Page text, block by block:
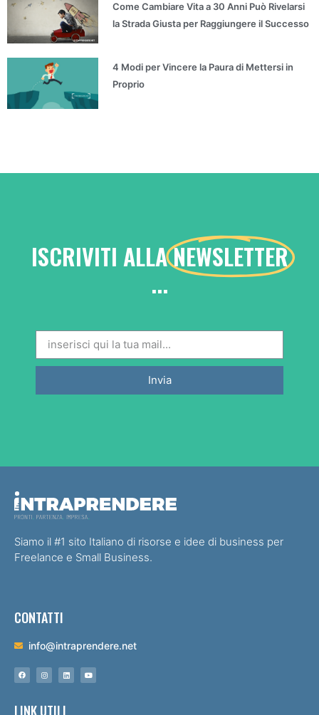
Come Cambiare Vita a 30 Anni Può Rivelarsi
la Strada Giusta per Raggiungere il Successo
4 Modi per Vincere la Paura di Mettersi in
Proprio
ISCRIVITI ALLANEWSLETTER
...
Invia
Siamo il #1 sito Italiano di risorse e idee di business per
Freelance e Small Business.
CONTATTI
info@intraprendere.net
LINK UTILI